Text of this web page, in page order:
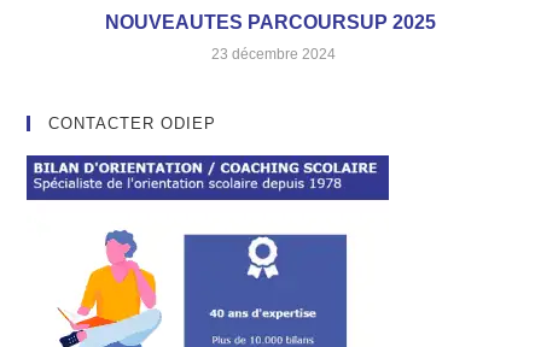
NOUVEAUTES PARCOURSUP 2025
23 décembre 2024
CONTACTER ODIEP